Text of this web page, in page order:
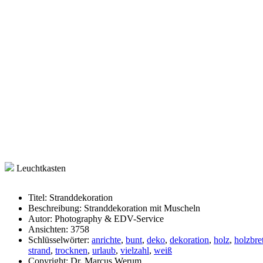
Leuchtkasten
Titel: Stranddekoration
Beschreibung: Stranddekoration mit Muscheln
Autor: Photography & EDV-Service
Ansichten: 3758
Schlüsselwörter: anrichte, bunt, deko, dekoration, holz,
strand, trocknen, urlaub, vielzahl, weiß
Copyright: Dr. Marcus Werum